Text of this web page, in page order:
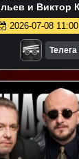
и Виктор
Ставка /
2026-07-08 11:00